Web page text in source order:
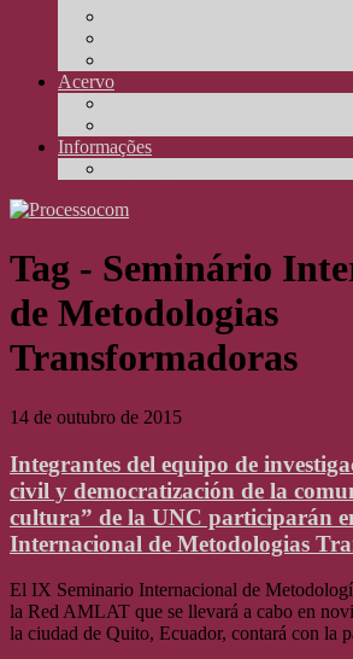
Acervo
Informações
Tag - Seminário
de Metodologias
Transformadoras
14 de outubro de 2015
Integrantes del equipo de
civil y democratización de la
cultura” de la UNC participarán
Internacional de Metodologias
El IX Seminario Internacional de
la Red AMLAT que se llevará a cabo en
la ciudad de Quito, Ecuador, contará con la